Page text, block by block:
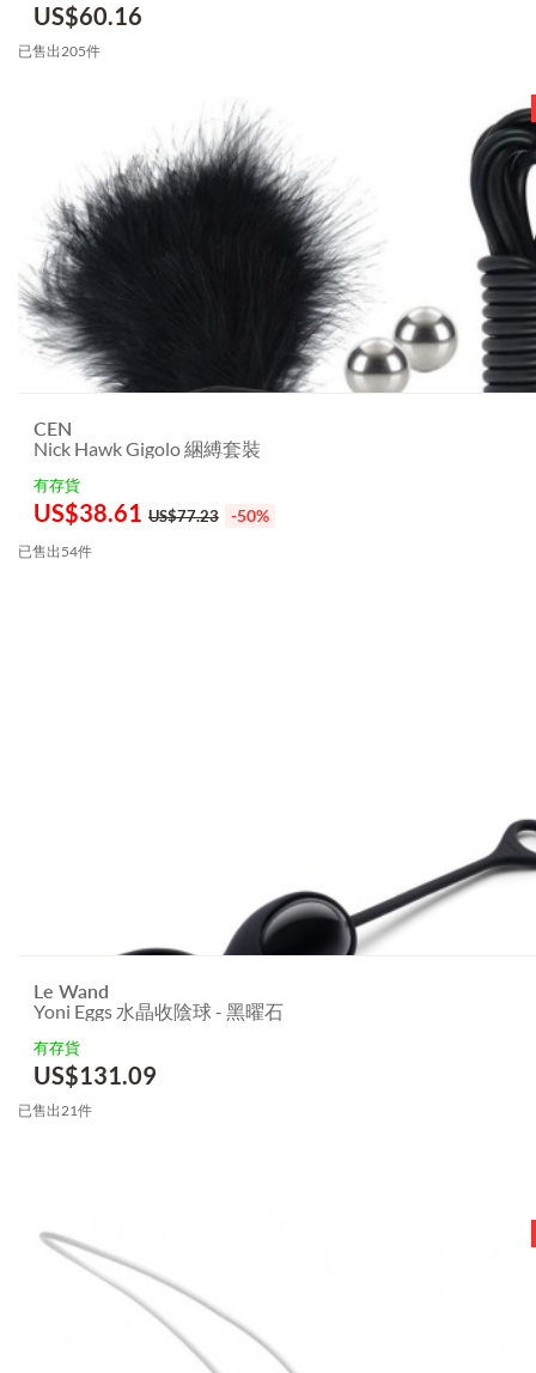
US$60.16
已售出205件
CEN
Nick Hawk Gigolo 綑縛套裝
有存貨
US$38.61 US$77.23 -50%
已售出54件
Le Wand
Yoni Eggs 水晶收陰球 - 黑曜石
有存貨
US$131.09
已售出21件